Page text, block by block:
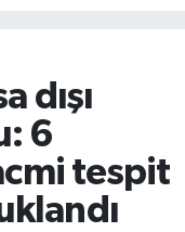
dışı
6
tespit